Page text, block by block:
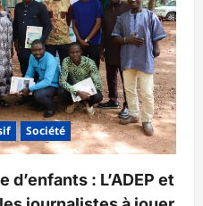
Société
: L’ADEP et